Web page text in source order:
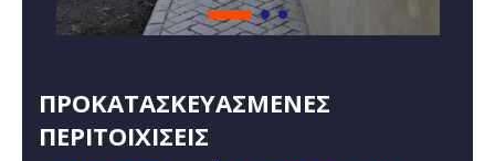
ΠΡΟΚΑΤΑΣΚΕΥΑΣΜΕΝΕΣ
ΠΕΡΙΤΟΙΧΙΣΕΙΣ